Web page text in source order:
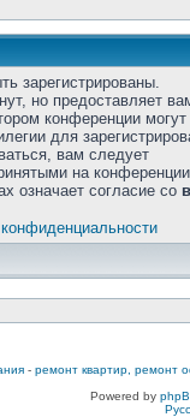
зарегистрированы.
но предоставляет
конференции
для
вам следует
на
означает согласие со
- ремонт квартир, ремонт
Powered by